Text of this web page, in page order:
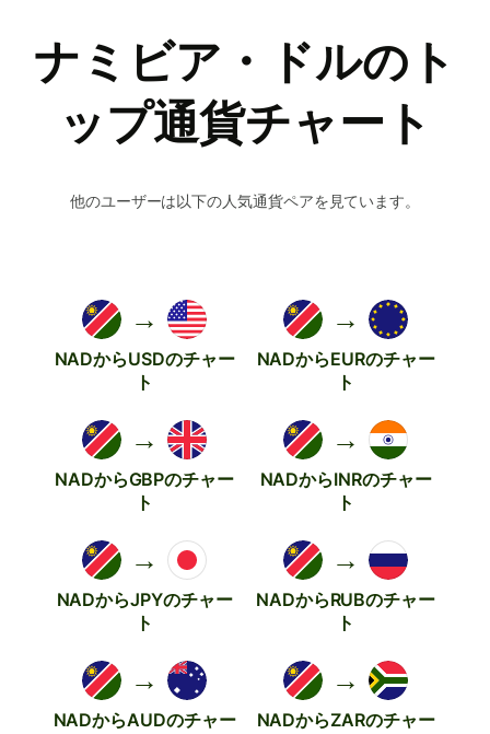
ナミビア・ドルのト
ップ通貨チャート
他のユーザーは以下の人気通貨ペアを見ています。
→
NADからUSDのチャー
ト
→
NADからEURのチャー
ト
→
NADからGBPのチャー
ト
→
NADからINRのチャー
ト
→
NADからJPYのチャー
ト
→
NADからRUBのチャー
ト
→
NADからAUDのチャー
→
NADからZARのチャー